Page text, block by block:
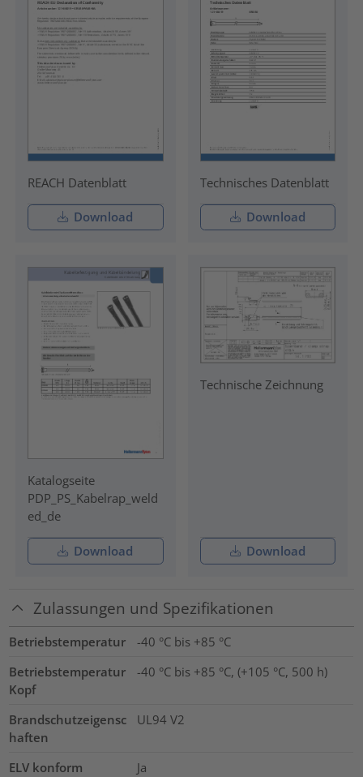
REACH Datenblatt
Download
Technisches Datenblatt
Download
Katalogseite
PDP_PS_Kabelrap_weld
ed_de
Download
Technische Zeichnung
Download
Zulassungen und Spezifikationen
Betriebstemperatur
-40 °C bis +85 °C
Betriebstemperatur
Kopf
-40 °C bis +85 °C, (+105 °C, 500 h)
Brandschutzeigensc
haften
UL94 V2
ELV konform
Ja